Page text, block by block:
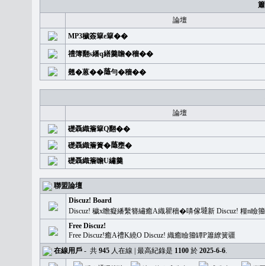
論壇
MP3穢簽簞e簞��
禮簿翻s繙q繕羹瞻�穡��
翹�蒽��𦻕勻�穡��
論壇
礎聶織簷簞Q翻��
礎聶織簷簣�𦻕壅�
礎聶織簷瞻U繡羹
聯盟論壇
Discuz! Board
Discuz! 穢x瞻癡繙繫簪繡癒A織瞿穡�嚊傢𡐿新 Discuz! 糧n
Free Discuz!
Free Discuz!癒A禮K繞O Discuz! 織癒瞼籀罈P簫繚簧疆
在線用戶 - 共 945 人在線 | 最高紀錄是 1100 於 2025-6-6.